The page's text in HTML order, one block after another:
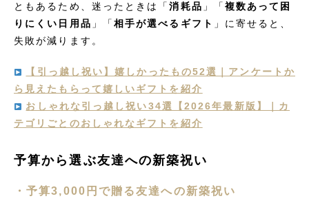
ともあるため、迷ったときは「消耗品 」「 複数あって困
りにくい日用品 」「 相手が選べるギフト 」に寄せると、
失敗が減ります。
【引っ越し祝い】嬉しかったもの52選｜アンケートか
ら見えたもらって嬉しいギフトを紹介
おしゃれな引っ越し祝い34選【2026年最新版】｜カ
テゴリごとのおしゃれなギフトを紹介
予算から選ぶ友達への新築祝い
・予算3,000円で贈る友達への新築祝い